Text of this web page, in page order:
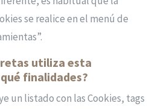
se realice en el menú de
utiliza esta
finalidades?
un listado con las Cookies, tags